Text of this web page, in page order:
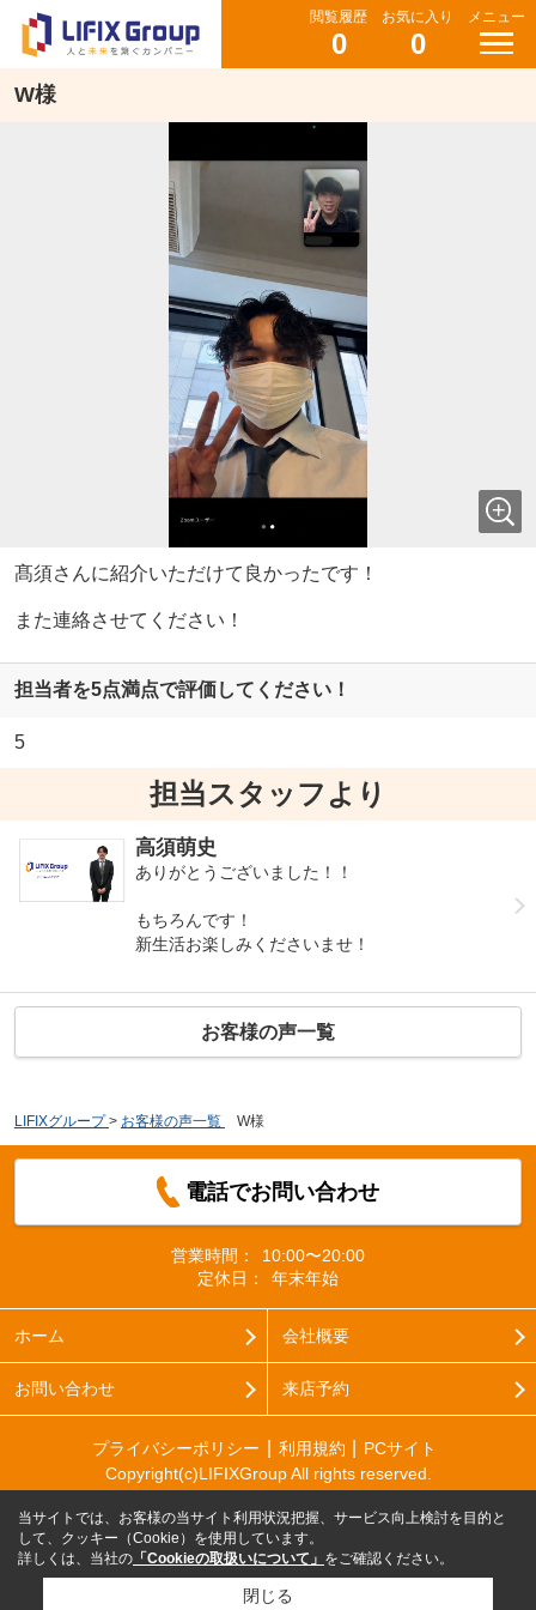
閲覧履歴
0
お気に入り
0
メニュー
W様
髙須さんに紹介いただけて良かったです！
また連絡させてください！
担当者を5点満点で評価してください！
5
担当スタッフより
高須萌史
ありがとうございました！！
もちろんです！
新生活お楽しみくださいませ！
お客様の声一覧
LIFIXグループ > お客様の声一覧 W様
電話でお問い合わせ
営業時間：
10:00〜20:00
定休日：
年末年始
ホーム 会社概要
お問い合わせ 来店予約
プライバシーポリシー 利用規約
PCサイト
Copyright(c)LIFIXGroup All rights reserved.
当サイトでは、お客様の当サイト利用状況把握、サービス向上検討を目的と
して、クッキー（Cookie）を使用しています。
詳しくは、当社の 「Cookieの取扱いについて」 をご確認ください。
閉じる